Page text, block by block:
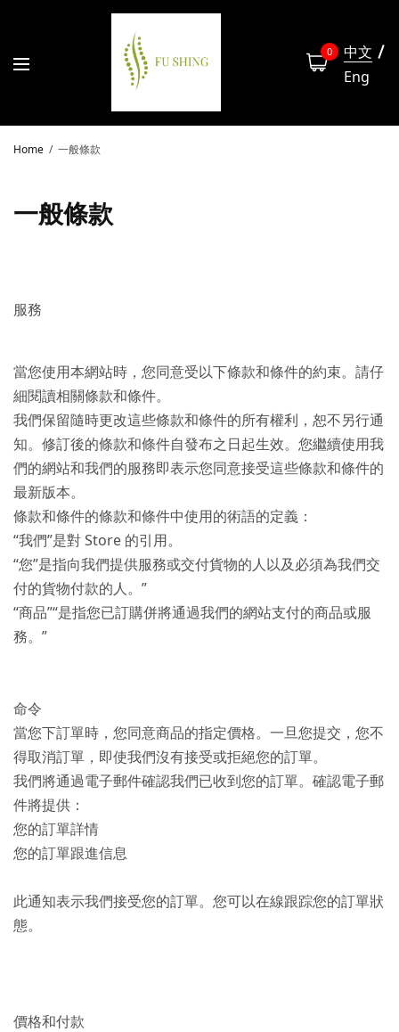
0
中文
Eng
Home 一般條款
一般條款
服務
當您使用本網站時，您同意受以下條款和條件的約束。請仔
細閱讀相關條款和條件。
我們保留隨時更改這些條款和條件的所有權利，恕不另行通
知。修訂後的條款和條件自發布之日起生效。您繼續使用我
們的網站和我們的服務即表示您同意接受這些條款和條件的
最新版本。
條款和條件的條款和條件中使用的術語的定義：
“我們”是對 Store 的引用。
“您”是指向我們提供服務或交付貨物的人以及必須為我們交
付的貨物付款的人。”
“商品”“是指您已訂購併將通過我們的網站支付的商品或服
務。”
命令
當您下訂單時，您同意商品的指定價格。一旦您提交，您不
得取消訂單，即使我們沒有接受或拒絕您的訂單。
我們將通過電子郵件確認我們已收到您的訂單。確認電子郵
件將提供：
您的訂單詳情
您的訂單跟進信息
此通知表示我們接受您的訂單。您可以在線跟踪您的訂單狀
態。
價格和付款